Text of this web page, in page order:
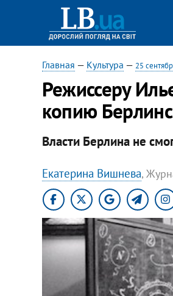
Главная — Культура — 25
Режиссеру
копию
Власти Берлина не
Екатерина Вишнева,